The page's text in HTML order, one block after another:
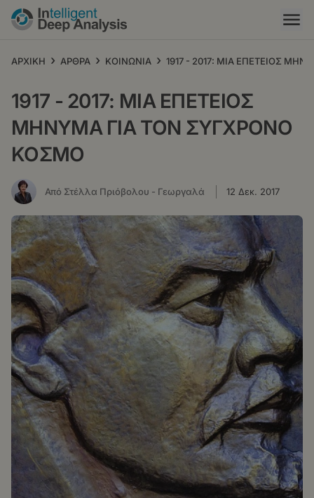
Παράκαμψη
προς
κυρίως
ΑΡΧΙΚΗ › ΑΡΘΡΑ › ΚΟΙΝΩΝΙΑ › 1917 - 2017: ΜΙΑ ΕΠΕΤΕΙΟΣ
1917 - 2017: ΜΙΑ ΕΠΕΤΕΙΟΣ
ΜΗΝΥΜΑ ΓΙΑ ΤΟΝ ΣΥΓΧΡΟΝΟ
ΚΟΣΜΟ
Από Στέλλα Πριόβολου - Γεωργαλά 12 Δεκ. 2017